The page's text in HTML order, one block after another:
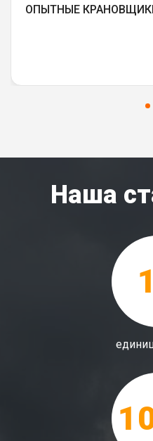
ОПЫТНЫЕ
Наша